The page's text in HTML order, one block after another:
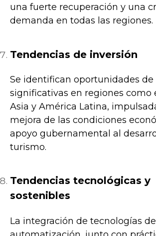
una fuerte recuperación y una
demanda en todas las regiones.
Tendencias de inversión
Se identifican oportunidades de
significativas en regiones como
Asia y América Latina,
mejora de las condiciones
apoyo gubernamental al
turismo.
Tendencias tecnológicas y
sostenibles
La integración de tecnologías